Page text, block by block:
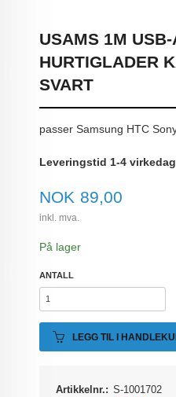
USAMS 1M
HURTIGLADER
SVART
passer Samsung HTC
Leveringstid 1-4
Pris
NOK 89,00
inkl. mva.
På lager
ANTALL
LEGG TIL I
Artikkelnr.: S-1001702